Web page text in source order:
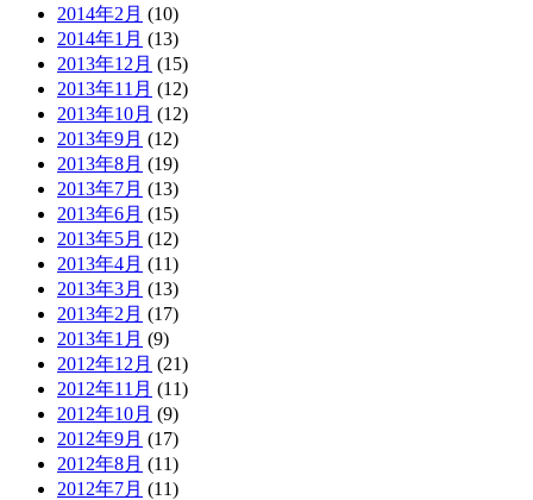
2014年2月 (10)
2014年1月 (13)
2013年12月 (15)
2013年11月 (12)
2013年10月 (12)
2013年9月 (12)
2013年8月 (19)
2013年7月 (13)
2013年6月 (15)
2013年5月 (12)
2013年4月 (11)
2013年3月 (13)
2013年2月 (17)
2013年1月 (9)
2012年12月 (21)
2012年11月 (11)
2012年10月 (9)
2012年9月 (17)
2012年8月 (11)
2012年7月 (11)